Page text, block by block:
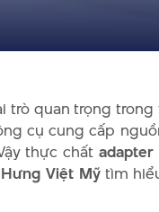
quan trọng
cụ cung cấp
thực chấtadapter
Hưng Việt Mỹ tìm